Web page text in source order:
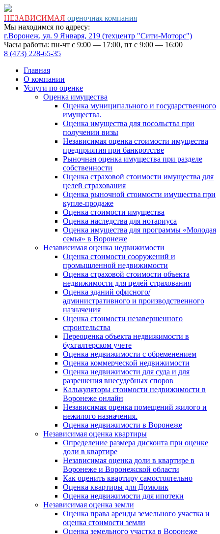
НЕЗАВИСИМАЯ оценочная компания
Мы находимся по адресу:
г.Воронеж, ул. 9 Января, 219 (техцентр "Сити-Моторс")
Часы работы: пн-чт с 9:00 — 17:00, пт с 9:00 — 16:00
8 (473) 228-65-35
Главная
О компании
Услуги по оценке
Оценка имущества
Оценка муниципального и государственного
имущества.
Оценка имущества для посольства при
получении визы
Независимая оценка стоимости имущества
предприятия при банкротстве
Рыночная оценка имущества при разделе
собственности
Оценка страховой стоимости имущества для
целей страхования
Оценка рыночной стоимости имущества при
купле-продаже
Оценка стоимости имущества
Оценка наследства для нотариуса
Оценка имущества для программы «Молодая
семья» в Воронеже
Независимая оценка недвижимости
Оценка стоимости сооружений и
промышленной недвижимости
Оценка страховой стоимости объекта
недвижимости для целей страхования
Оценка зданий офисного/
административного и производственного
назначения
Оценка стоимости незавершенного
строительства
Переоценка объекта недвижимости в
бухгалтерском учете
Оценка недвижимости с обременением
Оценка коммерческой недвижимости
Оценка недвижимости для суда и для
разрешения внесудебных споров
Калькуляторы стоимости недвижимости в
Воронеже онлайн
Независимая оценка помещений жилого и
нежилого назначения.
Оценка недвижимости в Воронеже
Независимая оценка квартиры
Определение размера дисконта при оценке
доли в квартире
Независимая оценка доли в квартире в
Воронеже и Воронежской области
Как оценить квартиру самостоятельно
Оценка квартиры для Домклик
Оценка недвижимости для ипотеки
Независимая оценка земли
Оценка права аренды земельного участка и
оценка стоимости земли
Оценка земельного участка в Воронеже